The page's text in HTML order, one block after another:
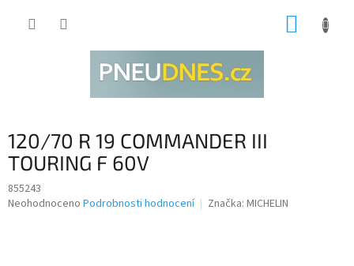
120/70 R 19 COMMANDER III
TOURING F 60V
855243
Průměrné
Neohodnoceno Podrobnosti hodnocení Značka: MICHELIN